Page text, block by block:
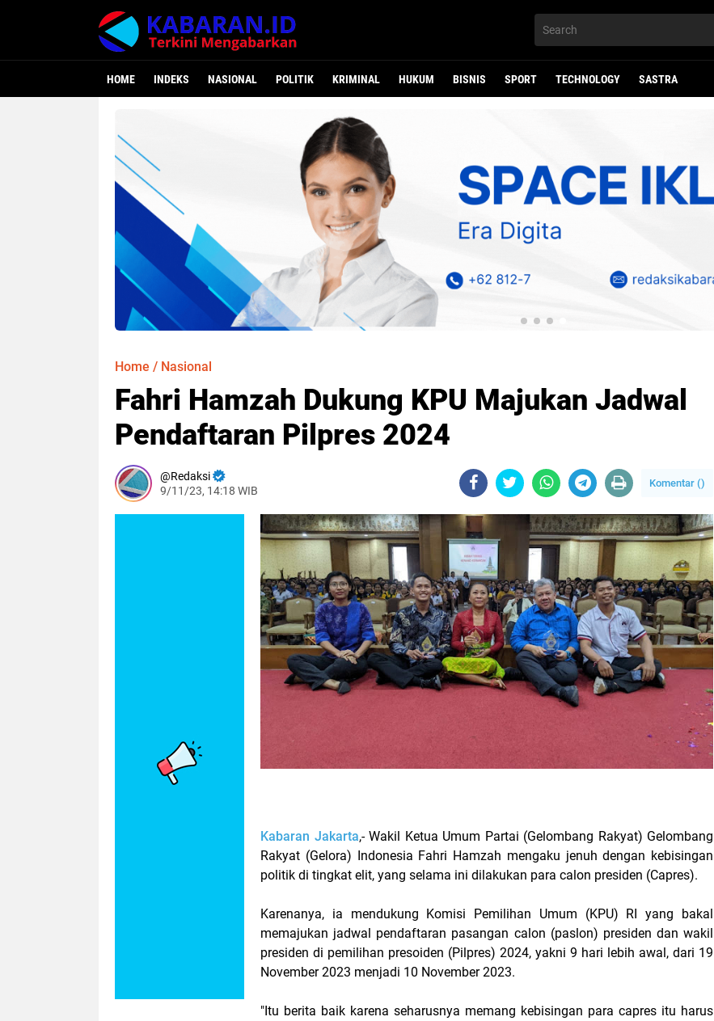
HOME INDEKS NASIONAL POLITIK KRIMINAL HUKUM BISNIS SPORT TECHNOLOGY SASTRA
Home / Nasional
Fahri Hamzah Dukung KPU Majukan Jadwal
Pendaftaran Pilpres 2024
Redaksi
9/11/23, 14:18 WIB
Komentar ()
Kabaran Jakarta,- Wakil Ketua Umum Partai (Gelombang Rakyat) Gelombang
Rakyat (Gelora) Indonesia Fahri Hamzah mengaku jenuh dengan kebisingan
politik di tingkat elit, yang selama ini dilakukan para calon presiden (Capres).
Karenanya, ia mendukung Komisi Pemilihan Umum (KPU) RI yang bakal
memajukan jadwal pendaftaran pasangan calon (paslon) presiden dan wakil
presiden di pemilihan presoiden (Pilpres) 2024, yakni 9 hari lebih awal, dari 19
November 2023 menjadi 10 November 2023.
"Itu berita baik karena seharusnya memang kebisingan para capres itu harus